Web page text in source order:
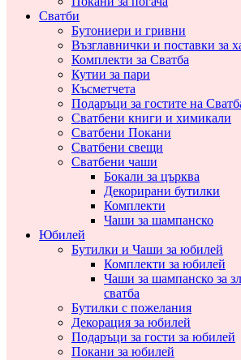
Сватби
Бутониери и гривни
Възглавнички и поставки за
Комплекти за Сватба
Кутии за пари
Късметчета
Подаръци за гостите на
Сватбени книги и химикали
Сватбени Покани
Сватбени свещи
Сватбени чаши
Бокали за църква
Декорирани бутилки
Комплекти
Чаши за шампанско
Юбилей
Бутилки и Чаши за юбилей
Комплекти за юбилей
Чаши за шампанско за
сватба
Бутилки с пожелания
Декорация за юбилей
Подаръци за гости за юбилей
Покани за юбилей